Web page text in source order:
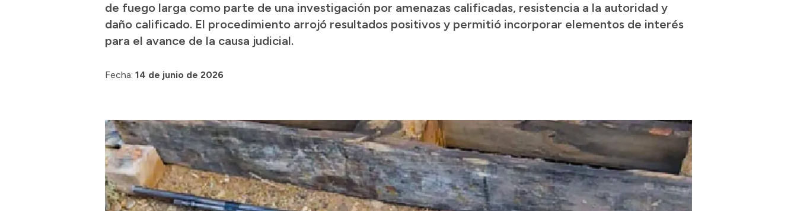
de fuego larga como parte de una investigación por amenazas calificadas, resistencia a la autoridad y
daño calificado. El procedimiento arrojó resultados positivos y permitió incorporar elementos de interés
para el avance de la causa judicial.
Fecha: 14 de junio de 2026